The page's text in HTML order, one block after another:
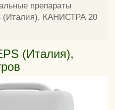
препараты
(Италия), КАНИСТРА 20
(Италия),